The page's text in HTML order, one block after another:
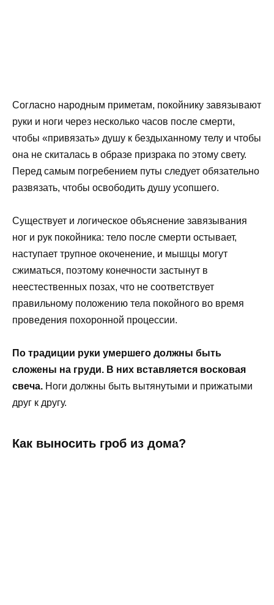
Согласно народным приметам, покойнику завязывают
руки и ноги через несколько часов после смерти,
чтобы «привязать» душу к бездыханному телу и чтобы
она не скиталась в образе призрака по этому свету.
Перед самым погребением путы следует обязательно
развязать, чтобы освободить душу усопшего.
Существует и логическое объяснение завязывания
ног и рук покойника: тело после смерти остывает,
наступает трупное окоченение, и мышцы могут
сжиматься, поэтому конечности застынут в
неестественных позах, что не соответствует
правильному положению тела покойного во время
проведения похоронной процессии.
По традиции руки умершего должны быть
сложены на груди. В них вставляется восковая
свеча. Ноги должны быть вытянутыми и прижатыми
друг к другу.
Как выносить гроб из дома?